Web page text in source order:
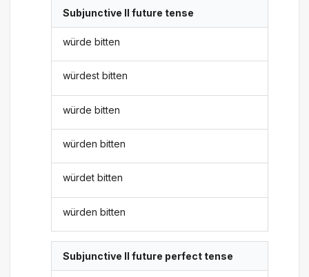
Subjunctive II future tense
würde bitten
würdest bitten
würde bitten
würden bitten
würdet bitten
würden bitten
Subjunctive II future perfect tense